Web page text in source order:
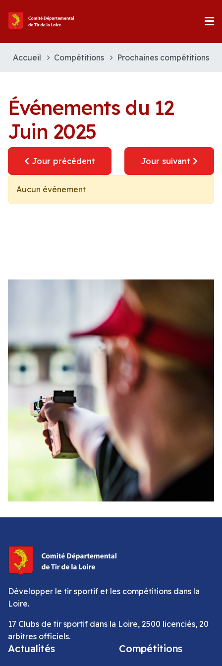
Accueil Compétitions Prochaines compétitions
Événements du 12
Juin 2025
Jour précédent Jour suivant
Aucun événement
Développer le tir sportif et les compétitions dans la
Loire.
17 Clubs de tir sportif dans la Loire, 2500 licenciés, 20
arbitres officiels.
Actualités Compétitions